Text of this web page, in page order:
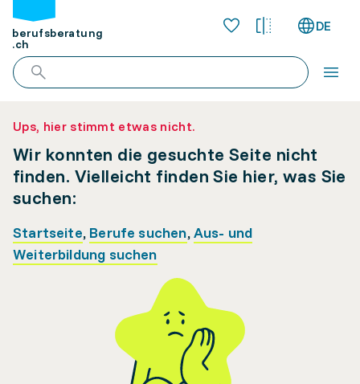
berufsberatung
.ch
DE
Ups, hier stimmt etwas nicht.
Wir konnten die gesuchte Seite nicht
finden. Vielleicht finden Sie hier, was Sie
suchen:
Startseite, Berufe suchen,Aus- und
Weiterbildung suchen